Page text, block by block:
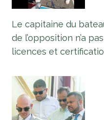
Le capitaine du
de l’opposition n’a
licences et